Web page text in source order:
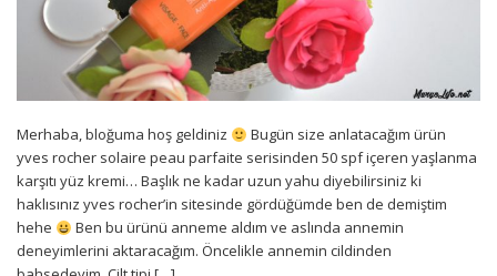
Merhaba, bloğuma hoş geldiniz
Bugün size anlatacağım ürün
yves rocher solaire peau parfaite serisinden 50 spf içeren yaşlanma
karşıtı yüz kremi… Başlık ne kadar uzun yahu diyebilirsiniz ki
haklısınız yves rocher’in sitesinde gördüğümde ben de demiştim
hehe
Ben bu ürünü anneme aldım ve aslında annemin
deneyimlerini aktaracağım. Öncelikle annemin cildinden